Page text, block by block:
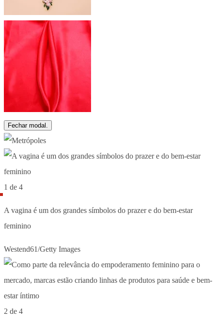
Fechar modal.
1 de 4
A vagina é um dos grandes símbolos do prazer e do bem-estar
feminino
Westend61/Getty Images
2 de 4